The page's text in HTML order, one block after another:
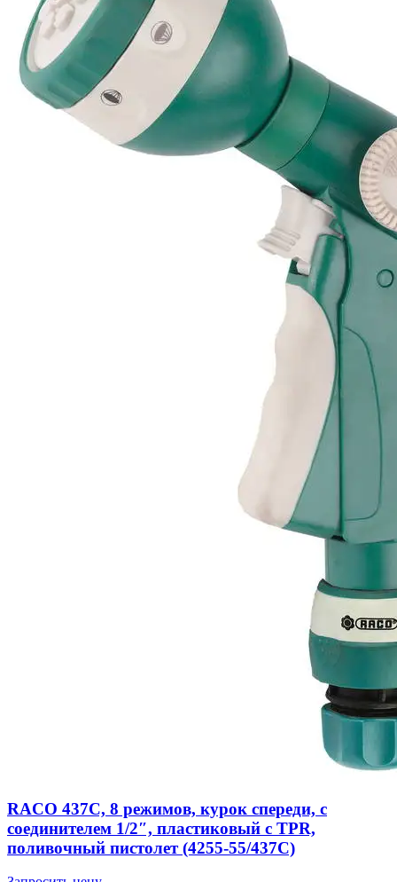
RACO 437C, 8 режимов, курок спереди, с
соединителем 1/2″, пластиковый с TPR,
поливочный пистолет (4255-55/437C)